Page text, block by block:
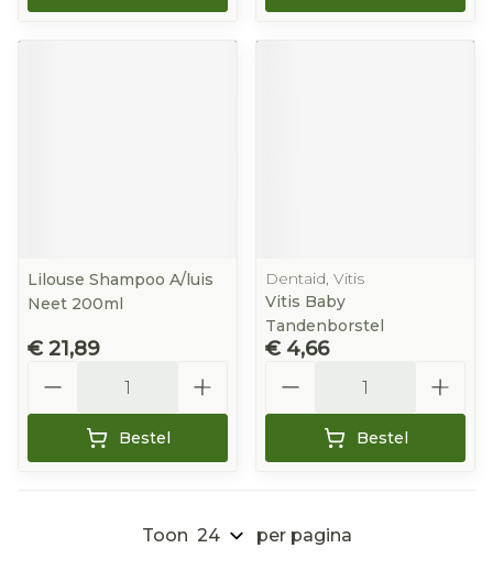
Lilouse Shampoo A/luis
Neet 200ml
€ 21,89
Bestel
Dentaid, Vitis
Vitis Baby
Tandenborstel
€ 4,66
Bestel
Toon per pagina